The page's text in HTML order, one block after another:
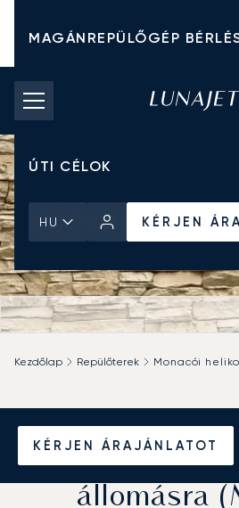
MAGÁNREPÜLŐGÉP
CHARTER ÁRAK
MAGÁNREPÜLŐGÉPEK
ÚTI CÉLOK
HU KÉRJEN
KÉRJEN ÁRAJÁNLATOT
Kezdőlap Repülőterek Monacói
Monacói
állomásra